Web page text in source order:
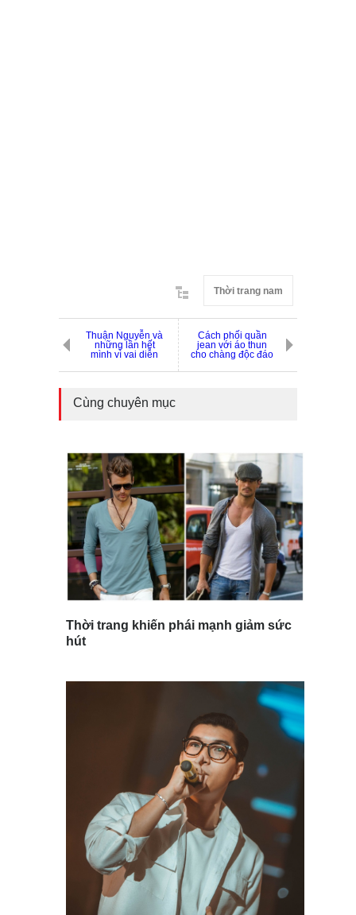
Thời trang nam
Thuận Nguyễn và
những lần hết
mình vì vai diễn
Cách phối quần
jean với áo thun
cho chàng độc đáo
Cùng chuyên mục
Thời trang khiến phái mạnh giảm sức
hút